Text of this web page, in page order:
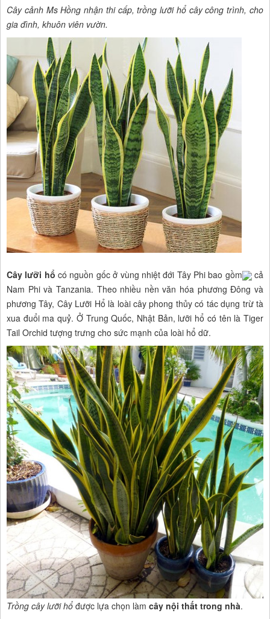
Cây cảnh Ms Hồng nhận thi cấp, trồng lưỡi hổ cây công trình, cho
gia đình, khuôn viên vườn.
Cây lưỡi hổ có nguồn gốc ở vùng nhiệt đới Tây Phibao gồm
cả
Nam Phi và Tanzania. Theo nhiều nền văn hóa phương Đông và
phương Tây, Cây Lưỡi Hổ là loài cây phong thủy có tác dụng trừ tà
xua đuổi ma quỷ. Ở Trung Quốc, Nhật Bản, lưỡi hổ có tên là Tiger
Tail Orchid tượng trưng cho sức mạnh của loài hổ dữ.
Trồng cây lưỡi hổ được lựa chọn làm cây nội thất trong nhà.